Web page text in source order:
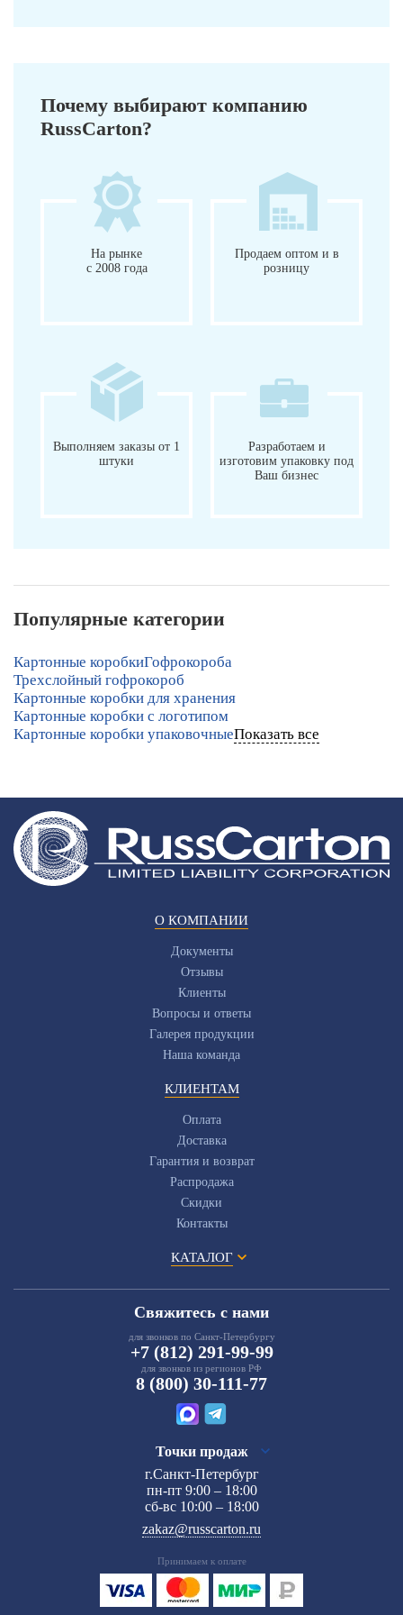
Почему выбирают компанию
RussCarton?
На рынке
с 2008 года
Продаем оптом и в
розницу
Выполняем заказы от 1
штуки
Разработаем и
изготовим упаковку под
Ваш бизнес
Популярные категории
Картонные коробкиГофрокороба
Трехслойный гофрокороб
Картонные коробки для хранения
Картонные коробки с логотипом
Картонные коробки упаковочныеПоказать все
О КОМПАНИИ
Документы
Отзывы
Клиенты
Вопросы и ответы
Галерея продукции
Наша команда
КЛИЕНТАМ
Оплата
Доставка
Гарантия и возврат
Распродажа
Скидки
Контакты
КАТАЛОГ
Свяжитесь с нами
для звонков по Санкт-Петербургу
+7 (812) 291-99-99
для звонков из регионов РФ
8 (800) 30-111-77
Точки продаж
г.Санкт-Петербург
пн-пт 9:00 – 18:00
сб-вс 10:00 – 18:00
zakaz@russcarton.ru
Принимаем к оплате